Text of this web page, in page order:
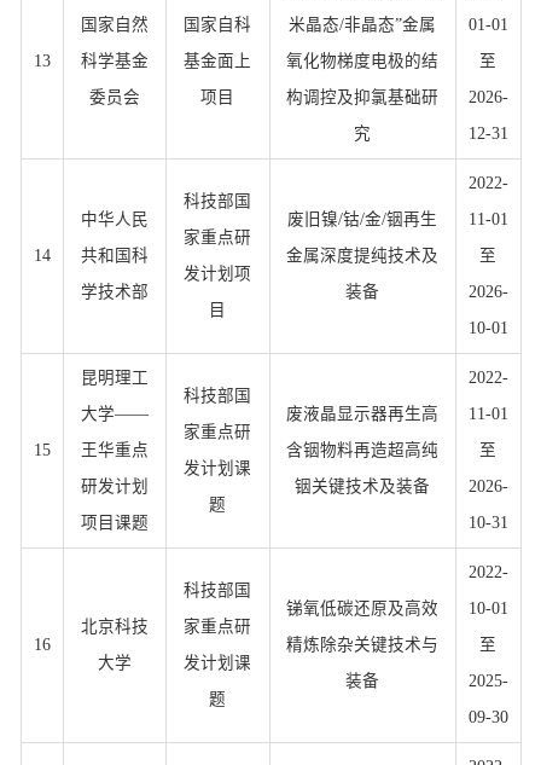
13
国家自然
科学基金
委员会
国家自科
基金面上
项目
米晶态/非晶态”金属
氧化物梯度电极的结
构调控及抑氯基础研
究
01-01
至
2026-
12-31
14
中华人民
共和国科
学技术部
科技部国
家重点研
发计划项
目
废旧镍/钴/金/铟再生
金属深度提纯技术及
装备
2022-
11-01
至
2026-
10-01
15
昆明理工
大学——
王华重点
研发计划
项目课题
科技部国
家重点研
发计划课
题
废液晶显示器再生高
含铟物料再造超高纯
铟关键技术及装备
2022-
11-01
至
2026-
10-31
16
北京科技
大学
科技部国
家重点研
发计划课
题
锑氧低碳还原及高效
精炼除杂关键技术与
装备
2022-
10-01
至
2025-
09-30